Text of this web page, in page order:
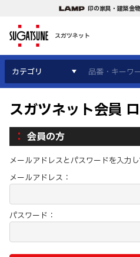
印の家具・建築金
スガツネット
カテゴリ
スガツネット会員
会員の方
メールアドレスとパスワードを入力
メールアドレス：
パスワード：